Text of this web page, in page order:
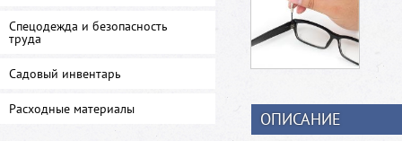
Спецодежда и безопасность
труда
Садовый инвентарь
Расходные материалы ОПИСАНИЕ